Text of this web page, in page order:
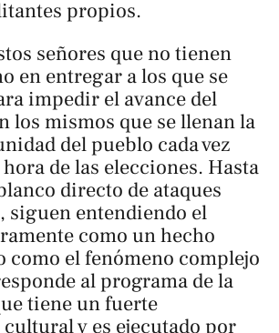
propios.
señores que no tienen
en entregar a los que se
impedir el avance del
los mismos que se llenan la
del pueblo cada vez
de las elecciones. Hasta
directo de ataques
siguen entendiendo el
como un hecho
como el fenómeno complejo
al programa de la
tiene un fuerte
y es ejecutado por